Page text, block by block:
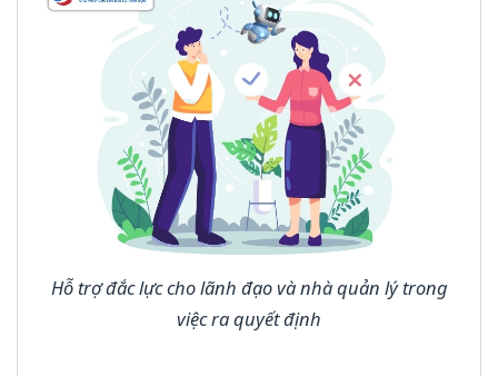
Hỗ trợ đắc lực cho lãnh đạo và nhà quản lý trong
việc ra quyết định